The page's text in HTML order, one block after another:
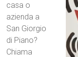
casa o
azienda a
San Giorgio
di Piano?
Chiama